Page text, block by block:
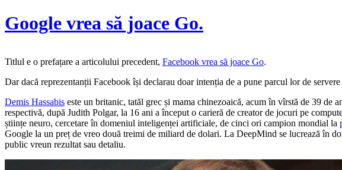
Google vrea să joace Go.
Titlul e o prefațare a articolului precedent, Facebook vrea să joace Go.
Dar dacă reprezentanții Facebook își declarau doar intenția de a pune parcul lor de
Demis Hassabis este un britanic, tatăl grec și mama chinezoaică, acum în vîrstă de 39 de
respectivă, după Judith Polgar, la 16 ani a început o carieră de creator de jocuri pe
științe neuro, cercetare în domeniul inteligenței artificiale, de cinci ori campion mondial la
Google la un preț de vreo două treimi de miliard de dolari. La DeepMind se lucrează în
public vreun rezultat sau detaliu.